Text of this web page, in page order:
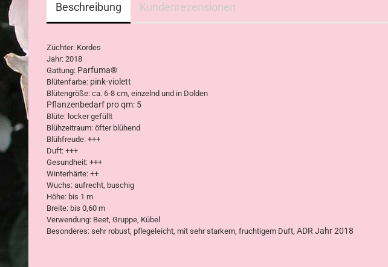
Beschreibung Kundenrezensionen
Züchter: Kordes
Jahr: 2018
Gattung: Parfuma®
Blütenfarbe: pink-violett
Blütengröße: ca. 6-8 cm, einzelnd und in Dolden
Pflanzenbedarf pro qm: 5
Blüte: locker gefüllt
Blühzeitraum: öfter blühend
Blühfreude: +++
Duft: +++
Gesundheit: +++
Winterhärte: ++
Wuchs: aufrecht, buschig
Höhe: bis 1 m
Breite: bis 0,60 m
Verwendung: Beet, Gruppe, Kübel
Besonderes: sehr robust, pflegeleicht, mit sehr starkem, fruchtigem Duft, ADR Jahr 2018